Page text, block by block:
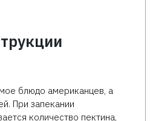
блюдо американцев, а
При запекании
количество пектина,